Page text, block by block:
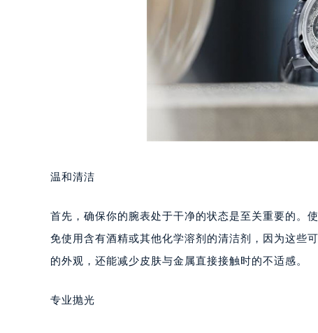
温和清洁
首先，确保你的腕表处于干净的状态是至关重要的。
免使用含有酒精或其他化学溶剂的清洁剂，因为这些
的外观，还能减少皮肤与金属直接接触时的不适感。
专业抛光